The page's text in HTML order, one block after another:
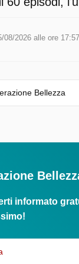
08/2026 alle ore 17:57
Bellezza
informato